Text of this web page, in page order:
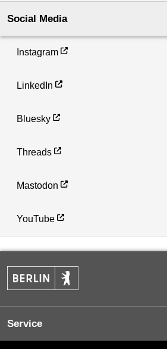
Social Media
Instagram
LinkedIn
Bluesky
Threads
Mastodon
YouTube
Service